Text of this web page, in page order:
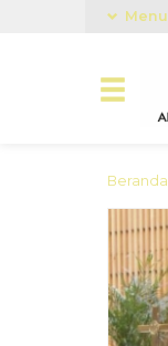
Menu
Beranda